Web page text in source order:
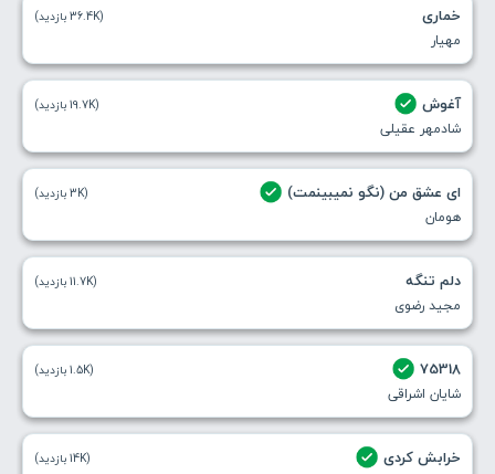
خماری
مهیار
(36.4K بازدید)
آغوش
شادمهر عقیلی
(19.7K بازدید)
ای عشق من (نگو نمیبینمت)
هومان
(3K بازدید)
دلم تنگه
مجید رضوی
(11.7K بازدید)
75318
شایان اشراقی
(1.5K بازدید)
خرابش کردی (14K بازدید)